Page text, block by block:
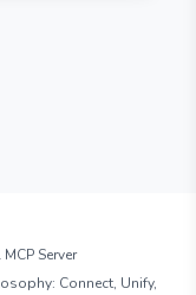
Server
Connect, Unify,